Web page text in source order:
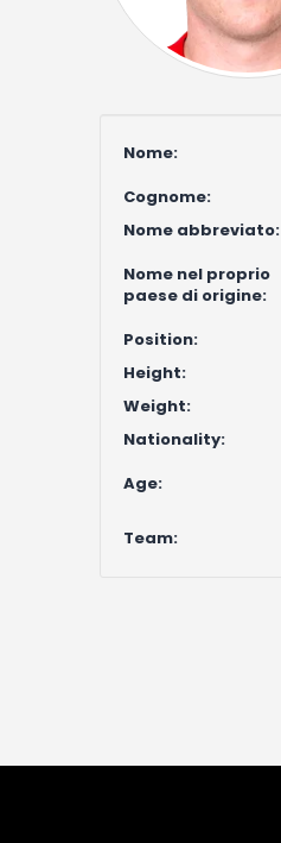
Nome:
Cognome:
Nome abbreviato:
Nome nel proprio
paese di origine:
Position:
Height:
Weight:
Nationality:
Age:
Team: